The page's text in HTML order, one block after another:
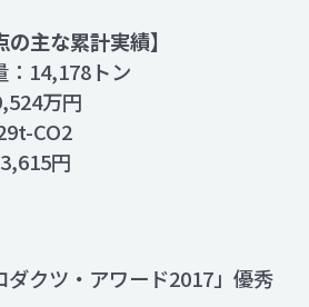
主な累計実績】
：14,178トン
9,524万円
CO2
円
ダクツ・アワード2017」優秀